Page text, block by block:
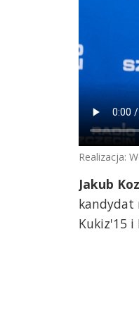
Realizacja:
Jakub
kandydat
Kukiz'15 i